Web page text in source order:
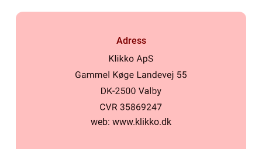
Adress
web: www.klikko.dk